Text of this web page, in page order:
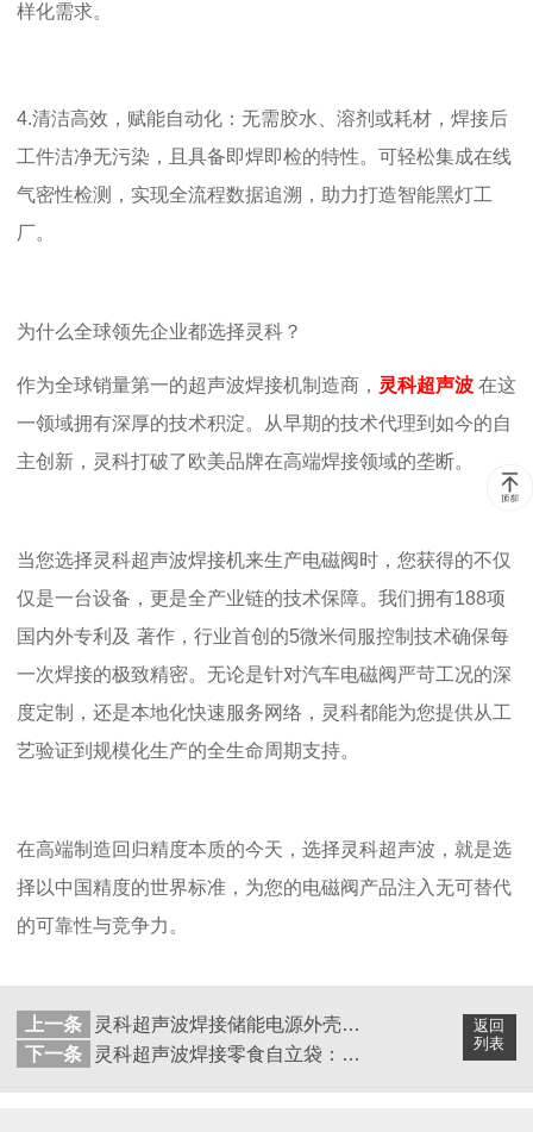
样化需求。
4.清洁高效，赋能自动化： 无需胶水、溶剂或耗材，焊接后
工件洁净无污染，且具备即焊即检的特性。可轻松集成在线
气密性检测，实现全流程数据追溯，助力打造智能黑灯工
厂。
为什么全球领先企业都选择灵科？
作为全球销量第一的超声波焊接机制造商， 灵科超声波 在这
一领域拥有深厚的技术积淀。从早期的技术代理到如今的自
主创新，灵科打破了欧美品牌在高端焊接领域的垄断。
当您选择灵科超声波焊接机来生产电磁阀时，您获得的不仅
仅是一台设备，更是全产业链的技术保障。我们拥有188项
国内外专利及 著作，行业首创的5微米伺服控制技术确保每
一次焊接的极致精密。无论是针对汽车电磁阀严苛工况的深
度定制，还是本地化快速服务网络，灵科都能为您提供从工
艺验证到规模化生产的全生命周期支持。
在高端制造回归精度本质的今天，选择灵科超声波，就是选
择以中国精度的世界标准，为您的电磁阀产品注入无可替代
的可靠性与竞争力。
返回
列表
上一条
灵科超声波焊接储能电源外壳：高能效、高可靠的核心工艺
下一条
灵科超声波焊接零食自立袋：高品质包装的先进技术方案